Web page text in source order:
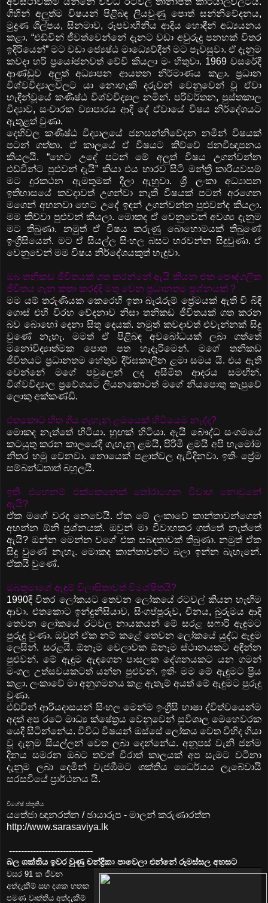
ගිහින් අලුත්ම විෂයන් පිළිබඳ ලියවුණු පොත් සන්නිවේදනය,
මුද්‍රණ ශිල්පය, සිනමාව, රූපවාහිනිය ආදිය හොඳීන් අධ්‍යයනය
කළා. “එඩ්වින් ජීවත්වෙන්නේ දැනට වඩා අවුරුදු පනහක් විතර
ඉදිරියෙන්” මට වඩා ජ්‍යෙෂ්ඨ මාධ්‍යෙව්දීන් මට පැවසුවා. ඒ දැනුම
කවදා හරි ප්‍රයෝජනවත් වේවි කියලා මං හිතුවා. 1969 වසරේදී
ආණ්ඩුව අලුත් අධ්‍යාපන ආයතන නිර්මාණය කළා. ප්‍රධාන
විශ්වවිද්‍යාලවලට යා නොහැකි දරුවන් වෙනුවෙන් වූ ඒවා
හැඳීන්වූයේ කණිෂ්ඨ විශ්වවිද්‍යාල නමින්. පරිවර්තන, පුස්තකාල
විද්‍යාව, සංචාරක ව්‍යාපාරය ආදි දේ ඒවායේ විෂය නිර්දේශයට
ඇතුළත් වුණා.
දෙහිවල කණිෂ්ඨ විද්‍යාලයේ ජනසන්නිවේදන නමින් විෂයක්
පටන් ගත්තා. ඒ කාලයේ ඒ විෂයට කිව්වේ ජනවිඥාපනය
කියලයි. “හෙට උදේ පටන් මේ අලුත් විෂය උගන්වන්න
එඩ්වින්ට පුළුවන් දැයි” කියා එය භාරව සිටි මන්ත්‍රී කාරියවසම්
මට දුරකථන ඇමතුමක් දීලා ඇහුවා. ශ්‍රී ලංකා අධ්‍යාපන
ඉතිහාසයේ කවදාවත් උගන්වා නැති විෂයක් පටන් අරගෙන
මගෙන් අහනවා හෙට උදේ ඉඳන් උගන්වන්න පුළුවන්ද කියලා.
මම කිව්වා පුළුවන් කියලා. මොකද ඒ වෙනුවෙන් අවශ්‍ය දැනුම
මට තිබුණා. නමුත් ඒ විෂය කරුණු බොහොමයක් තිබුණේ
ඉංග්‍රීසියෙන්. මට ඒ සියල්ල සිංහල බසට හරවන්න සිදුවුණා. ඒ
වෙනුවෙන් මම විෂය නිර්දේශයකුත් හැදුවා.
ඔබ තනිකඩ ජීවිතයක් ගත කරන්නේ ඇයි කියන එක පෞද්ගලික
ජීවිතය ගැන කතා කරද්දි මතු වෙන ප්‍රධානතම ප්‍රශ්නයක් ?
මම යම් තරුණියක කෙරෙහි ඉතා බැරෑරුම් ප්‍රේමයක් ඇති වී බිඳී
ගොස් එහි විරහ වේදනාව නිසා තනිකඩ ජීවිතයක් ගත කරන
බව බොහෝ දෙනා සිතූ දෙයක්. නමුත් කවදාවත් එවැන්නක් සිදු
වුණේ නැහැ. මමත් ඒ පිළිබඳ අවබෝධයක් ලබා ගත්තේ
මනෝවිද්‍යාත්මක පොත පත හැදෑරිමෙන්. මගේ තනිකඩ
ජීවිතයට ප්‍රධානතම හේතුව දීර්ඝකාලීන ළමා සමය යි. එය ඇති
වෙන්නේ මගේ පවුලෙන් ලද අසීමිත ආදරය සමඟින්.
විශ්වවිද්‍යාල ප්‍රවේශයට ලියනකොටත් මගේ නියපොතු කැපුවේ
ලොකු අක්කණ්ඩි.
එතකොට හිත ගිය ගැහැනු ළමයෙක් හිටියෙම නැද්ද?
මොකද නැත්තේ හිටියා. හුඟක් හිටියා. ඇයි බෞද්ධ සංගමයේ
කටයුතු කරන කාලයේදී ගැහැනු ළමයි, පිරිමි ළමයි අපි හැමෝම
නිතර හමු වෙනවා. නොයෙක් පළාත්වල ඇවිදිනවා. ඉතිං ප්‍රේම
සම්බන්ධතාත් බහුලයි.
ඉතිං එහෙනම් එක්කෙනෙක් තෝරාගෙන විවාහ නොවුනේ
ඇයි?
ඒක මගේ වරද නෙවෙයි. ඒක මේ ලංකාවේ කාන්තාවන්ගෙන්
අහන්න ඕනි ප්‍රශ්නයක්. ඔවුන් මා විවාහකර ගත්තේ නැත්තේ
ඇයි? ඔන්න මෙන්න වගේ එක සබඳතාවක් තිබුණා. නමුත් ඒක
සිදු වුණේ නැහැ. මොකද කාන්තාවන්ට බලා ඉන්න බැහැනේ.
ඒකයි වුණේ.
ඔබතුමාගේ ඇඳුම් විලාසිතාවත් විශේෂිතයි?
1990දී විතර ලෝකයට තෙවන ලෝකයේ රටවල් කියන හැඟිම
ආවා. එතකොට ඉන්දුනීසියාව, සිංගප්පූරුව, චීනය, බුරුමය ආදි
තෙවන ලෝකයේ රටවල නායකයන් මේ සරළ සෆාරි ඇඳුමට
පුරුදු වුණා. ඔවුන් ඒක නම් කළේ තෙවන ලෝකයේ යුද්ධ ඇඳුම
ලෙසින්. සරළයි. ඕනෑම වෙලාවක ඕනෑම ස්ථානයකට අඳීන්න
පුළුවන්. මේ ඇඳුම ඇඳගෙන පාසලක දේශනයකට යන ගමන්
මංගල උත්සවයකටත් යන්න පුළුවන්. ඉතිං මම මේ ඇඳුමට ප්‍රිය
කළා. ලංකාවේ මා අනුගමනය කළ ඇතැම් අයත් මේ ඇඳුමට පුරුදු
වුණා.
එඩ්වින් ආරියදාසයන් සිංහල මෙන්ම ඉංග්‍රීසි භාෂා ද්විත්වයෙන්ම
අදත් අප රටේ මාධ්‍ය ක්ෂේත්‍රය වෙනුවෙන් සුවිශාල මෙහෙවරක
යෙදී සිටින්නේය. විවිධ විෂයන් ඔස්සේ ලෝකය වෙත විහිද ගියා
වූ දැනුම සියල්ලන් වෙත ලබා දෙන්නේය. අනූපස් වැනි ජන්ම
දිනය සමරන ඔබට තවත් චිරාත් කාලයක් අප සැමට වටිනා
දැනුම ලබා දෙමින් වැජඹීමට ශක්තිය ධෛර්යය ලැබේවායි
සරසවියේ ප්‍රාර්ථනය යි.
විශේෂ් ස්තූතිය
යතේජා ඥානරත්න / ඡායාරූප - මාලන් කරුණාරත්න
http://www.sarasaviya.lk
----------------------------
බල ශක්තිය ඉවර වුණු චන්ද්‍රිකා පාවෙලා එන්නේ රූමස්සල අහසට
වසර 91 ක ජීවන
අත්දැකීම් සහ දශක හතක
පමණ වෘත්තිය අත්දැකීම්